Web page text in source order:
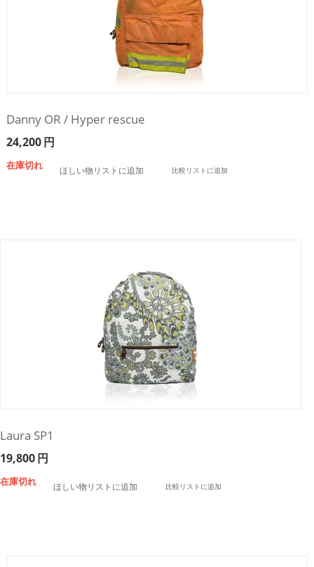
Danny OR / Hyper rescue
24,200円
在庫切れ ほしい物リストに追加 比較リストに追加
Laura SP1
19,800円
在庫切れ ほしい物リストに追加 比較リストに追加